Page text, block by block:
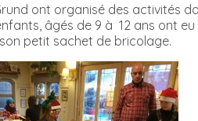
ont organisé des activités
âgés de 9 à 12 ans ont
petit sachet de bricolage.